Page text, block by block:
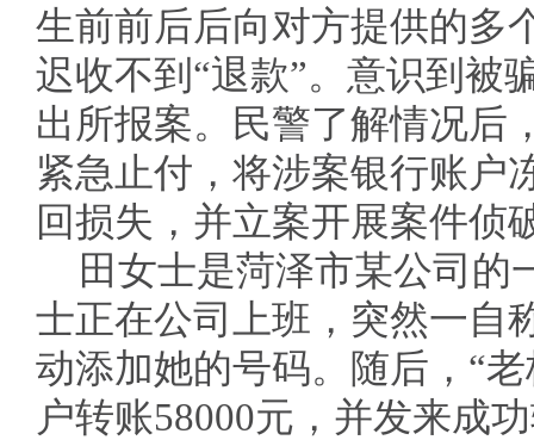
生前前后后向对方提供的多
迟收不到“退款”。意识到被
出所报案。民警了解情况后
紧急止付，将涉案银行账户
回损失，并立案开展案件侦
田女士是菏泽市某公司的
士正在公司上班，突然一自
动添加她的号码。随后，“
户转账58000元，并发来成